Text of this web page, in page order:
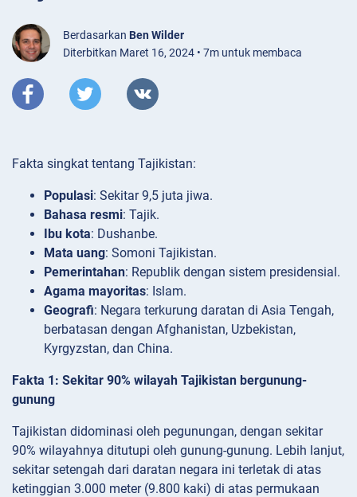
Berdasarkan Ben Wilder
Diterbitkan Maret 16, 2024 • 7m untuk membaca
Fakta singkat tentang Tajikistan:
Populasi: Sekitar 9,5 juta jiwa.
Bahasa resmi: Tajik.
Ibu kota: Dushanbe.
Mata uang: Somoni Tajikistan.
Pemerintahan: Republik dengan sistem presidensial.
Agama mayoritas: Islam.
Geografi: Negara terkurung daratan di Asia Tengah,
berbatasan dengan Afghanistan, Uzbekistan,
Kyrgyzstan, dan China.
Fakta 1: Sekitar 90% wilayah Tajikistan bergunung-
gunung
Tajikistan didominasi oleh pegunungan, dengan sekitar
90% wilayahnya ditutupi oleh gunung-gunung. Lebih lanjut,
sekitar setengah dari daratan negara ini terletak di atas
ketinggian 3.000 meter (9.800 kaki) di atas permukaan